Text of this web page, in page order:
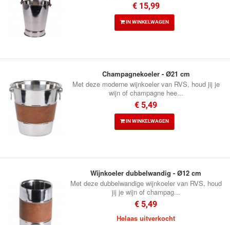
€ 15,99
IN WINKELWAGEN
Champagnekoeler - Ø21 cm
Met deze moderne wijnkoeler van RVS, houd jij je
wijn of champagne hee...
€ 5,49
IN WINKELWAGEN
Wijnkoeler dubbelwandig - Ø12 cm
Met deze dubbelwandige wijnkoeler van RVS, houd
jij je wijn of champag...
€ 5,49
Helaas uitverkocht